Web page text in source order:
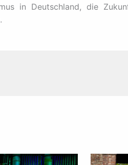
in Deutschland, die